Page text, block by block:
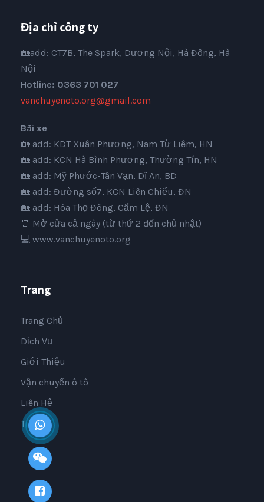
Địa chỉ công ty
🏡add: CT7B, The Spark, Dương Nội, Hà Đông, Hà
Nội
Hotline: 0363 701 027
vanchuyenoto.org@gmail.com
Bãi xe
🏡 add: KDT Xuân Phương, Nam Từ Liêm, HN
🏡 add: KCN Hà Bình Phương, Thường Tín, HN
🏡 add: Mỹ Phước-Tân Vạn, Dĩ An, BD
🏡 add: Đường số7, KCN Liên Chiểu, ĐN
🏡 add: Hòa Thọ Đông, Cẩm Lệ, ĐN
⏰ Mở cửa cả ngày (từ thứ 2 đến chủ nhật)
💻 www.vanchuyenoto.org
Trang
Trang Chủ
Dịch Vụ
Giới Thiệu
Vận chuyển ô tô
Liên Hệ
Tin Tức